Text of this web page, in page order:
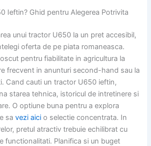
Ieftin? Ghid pentru Alegerea Potrivita
unui tractor U650 la un pret accesibil,
oferta de pe piata romaneasca.
pentru fiabilitate in agricultura la
frecvent in anunturi second-hand sau la
Cand cauti un tractor U650 ieftin,
starea tehnica, istoricul de intretinere si
O optiune buna pentru a explora
savezi aici o selectie concentrata. In
pretul atractiv trebuie echilibrat cu
functionalitati. Planifica si un buget